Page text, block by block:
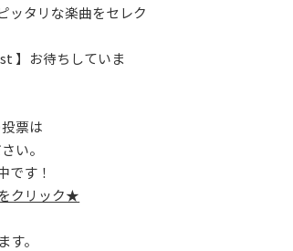
ッタリな楽曲をセレク
】お待ちしていま
票は
い。
です！
クリック★
。